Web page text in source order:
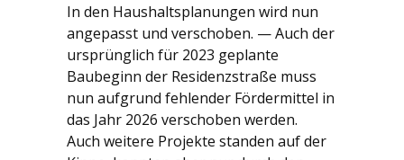
In den Haushaltsplanungen wird nun
angepasst und verschoben. — Auch der
ursprünglich für 2023 geplante
Baubeginn der Residenzstraße muss
nun aufgrund fehlender Fördermittel in
das Jahr 2026 verschoben werden.
Auch weitere Projekte standen auf der